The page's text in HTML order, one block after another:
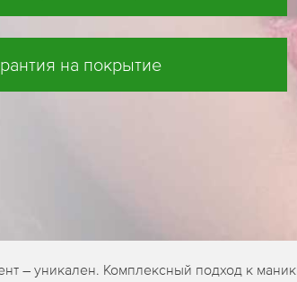
на покрытие
– уникален. Комплексный подход к